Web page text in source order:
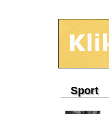
Sport